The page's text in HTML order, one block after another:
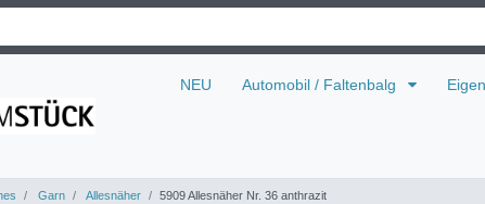
NEU Automobil / Faltenbalg
Garn Allesnäher 5909 Allesnäher Nr. 36 anthrazit